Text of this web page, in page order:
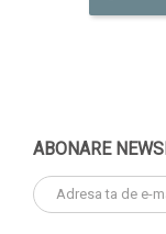
ABONARE